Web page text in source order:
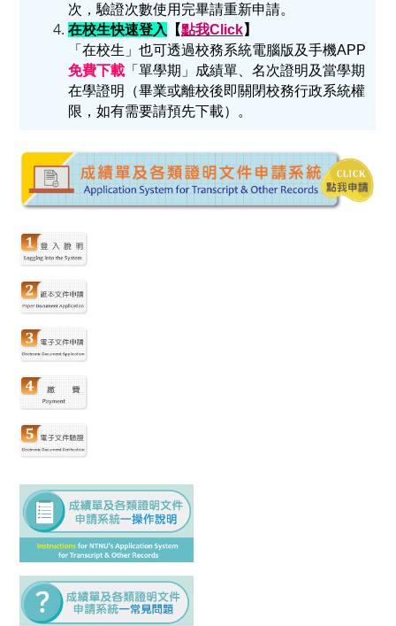
次，驗證次數使用完畢請重新申請。
在校生快速登入
【點我Click】
「在校生」也可透過校務系統電腦版及手機APP
免費下載 「單學期」成績單、 名次證明及當學期
在學證明（畢業或離校後即關閉校務行政系統權
限，如有需要請預先下載）。